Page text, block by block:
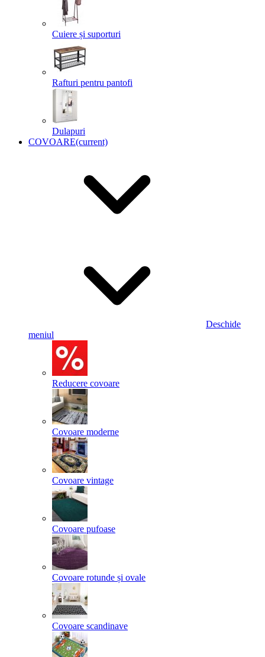
Cuiere și suporturi
Rafturi pentru pantofi
Dulapuri
COVOARE(current)
Deschide
meniul
Reducere covoare
Covoare moderne
Covoare vintage
Covoare pufoase
Covoare rotunde și ovale
Covoare scandinave